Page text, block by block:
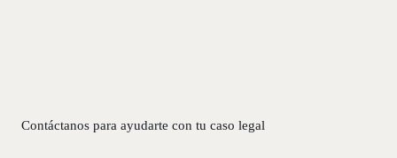
Contáctanos para ayudarte con tu caso legal